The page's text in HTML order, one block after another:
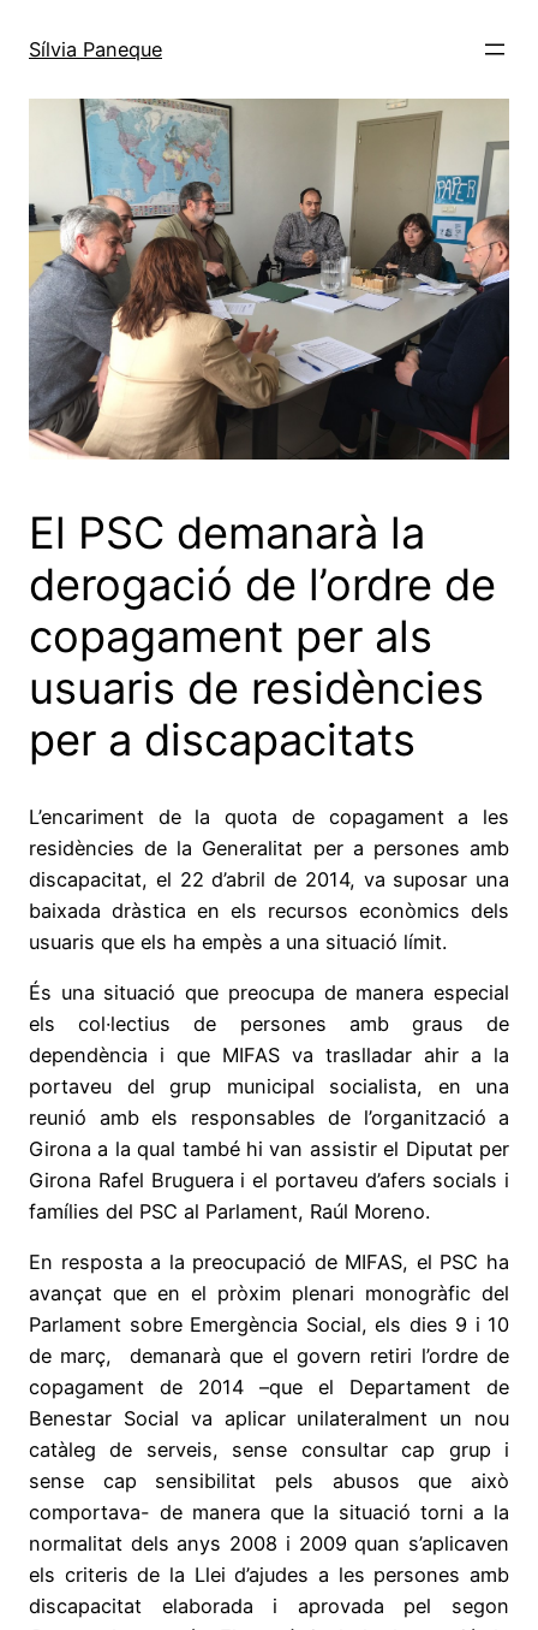
Sílvia Paneque
El PSC demanarà la
derogació de l’ordre de
copagament per als
usuaris de residències
per a discapacitats
L’encariment de la quota de copagament a les
residències de la Generalitat per a persones amb
discapacitat, el 22 d’abril de 2014, va suposar una
baixada dràstica en els recursos econòmics dels
usuaris que els ha empès a una situació límit.
És una situació que preocupa de manera especial
els col·lectius de persones amb graus de
dependència i que MIFAS va traslladar ahir a la
portaveu del grup municipal socialista, en una
reunió amb els responsables de l’organització a
Girona a la qual també hi van assistir el Diputat per
Girona Rafel Bruguera i el portaveu d’afers socials i
famílies del PSC al Parlament, Raúl Moreno.
En resposta a la preocupació de MIFAS, el PSC ha
avançat que en el pròxim plenari monogràfic del
Parlament sobre Emergència Social, els dies 9 i 10
de març, demanarà que el govern retiri l’ordre de
copagament de 2014 –que el Departament de
Benestar Social va aplicar unilateralment un nou
catàleg de serveis, sense consultar cap grup i
sense cap sensibilitat pels abusos que això
comportava- de manera que la situació torni a la
normalitat dels anys 2008 i 2009 quan s’aplicaven
els criteris de la Llei d’ajudes a les persones amb
discapacitat elaborada i aprovada pel segon